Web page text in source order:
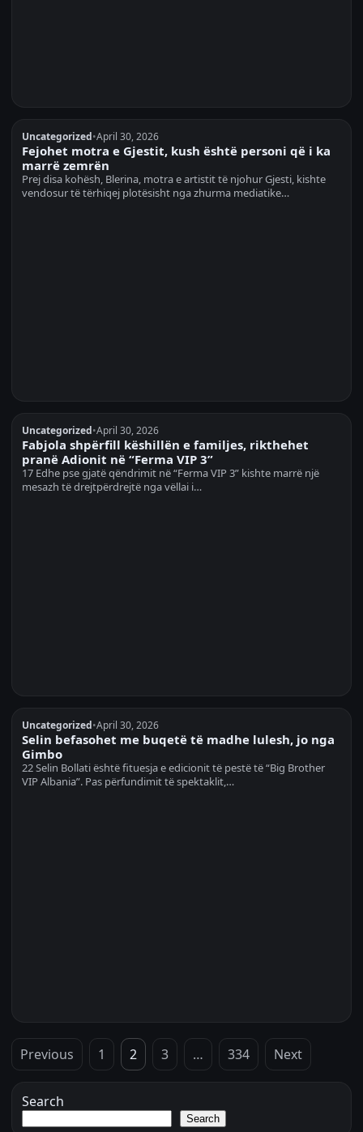
Uncategorized•April 30, 2026
Fejohet motra e Gjestit, kush është personi që i ka
marrë zemrën
Prej disa kohësh, Blerina, motra e artistit të njohur Gjesti, kishte
vendosur të tërhiqej plotësisht nga zhurma mediatike…
Uncategorized•April 30, 2026
Fabjola shpërfill këshillën e familjes, rikthehet
pranë Adionit në “Ferma VIP 3”
17 Edhe pse gjatë qëndrimit në “Ferma VIP 3” kishte marrë një
mesazh të drejtpërdrejtë nga vëllai i…
Uncategorized•April 30, 2026
Selin befasohet me buqetë të madhe lulesh, jo nga
Gimbo
22 Selin Bollati është fituesja e edicionit të pestë të “Big Brother
VIP Albania”. Pas përfundimit të spektaklit,…
Posts
pagination
Previous 1 2 3 … 334 Next
Search
Search